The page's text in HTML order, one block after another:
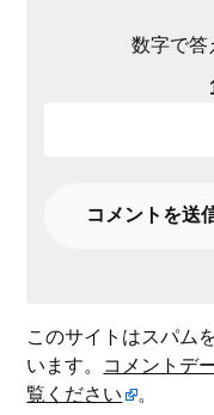
数字で答
このサイトはスパム
います。 コメントデ
覧ください
。